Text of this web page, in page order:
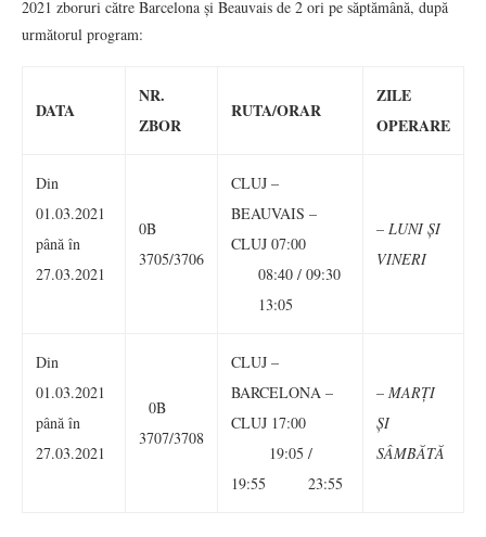
2021 zboruri către Barcelona și Beauvais de 2 ori pe săptămână, după
următorul program:
DATA
NR.
ZBOR
RUTA/ORAR
ZILE
OPERARE
Din
01.03.2021
până în
27.03.2021
0B
3705/3706
CLUJ –
BEAUVAIS –
CLUJ 07:00
08:40 / 09:30
13:05
– LUNI ȘI
VINERI
Din
01.03.2021
până în
27.03.2021
0B
3707/3708
CLUJ –
BARCELONA –
CLUJ 17:00
19:05 /
19:55 23:55
– MARȚI
ȘI
SÂMBĂTĂ